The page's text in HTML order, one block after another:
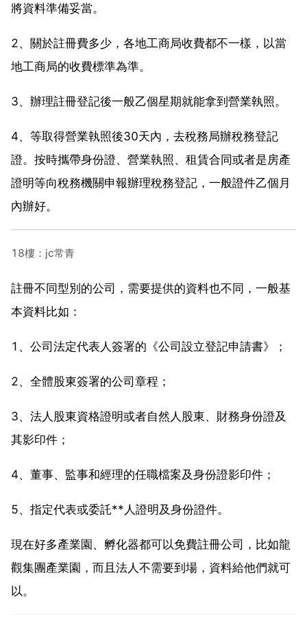
將資料準備妥當。
2、關於註冊費多少，各地工商局收費都不一樣，以當
地工商局的收費標準為準。
3、辦理註冊登記後一般乙個星期就能拿到營業執照。
4、等取得營業執照後30天內，去稅務局辦稅務登記
證。按時攜帶身份證、營業執照、租賃合同或者是房產
證明等向稅務機關申報辦理稅務登記，一般證件乙個月
內辦好。
18樓：jc常青
註冊不同型別的公司，需要提供的資料也不同，一般基
本資料比如：
1、公司法定代表人簽署的《公司設立登記申請書》；
2、全體股東簽署的公司章程；
3、法人股東資格證明或者自然人股東、財務身份證及
其影印件；
4、董事、監事和經理的任職檔案及身份證影印件；
5、指定代表或委託**人證明及身份證件。
現在好多產業園、孵化器都可以免費註冊公司，比如龍
觀集團產業園，而且法人不需要到場，資料給他們就可
以。